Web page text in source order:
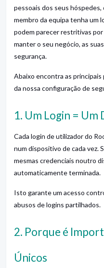
pessoais dos seus hóspedes,
membro da equipa tenha um
podem parecer restritivas
manter o seu negócio, as
segurança.
Abaixo encontra as
da nossa configuração de
1. Um Login = Um
Cada login de utilizador do
num dispositivo de cada vez.
mesmas credenciais noutro
automaticamente terminada.
Isto garante um acesso
abusos de logins partilhados.
2. Porque é
Únicos